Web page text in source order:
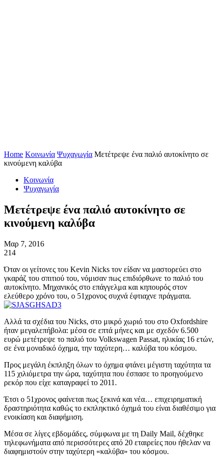
Home Κοινωνία Ψυχαγωγία Μετέτρεψε ένα παλιό αυτοκίνητο σε
κινούμενη καλύβα
Κοινωνία
Ψυχαγωγία
Μετέτρεψε ένα παλιό αυτοκίνητο σε
κινούμενη καλύβα
Μαρ 7, 2016
214
Όταν οι γείτονες του Kevin Nicks τον είδαν να μαστορεύει στο
γκαράζ του σπιτιού του, νόμισαν πως επιδιόρθωνε το παλιό του
αυτοκίνητο. Μηχανικός στο επάγγελμα και κηπουρός στον
ελεύθερο χρόνο του, ο 51χρονος συχνά έφτιαχνε πράγματα.
Αλλά τα σχέδια του Nicks, στο μικρό χωριό του στο Oxfordshire
ήταν μεγαλεπήβολα: μέσα σε επτά μήνες και με σχεδόν 6.500
ευρώ μετέτρεψε το παλιό του Volkswagen Passat, ηλικίας 16 ετών,
σε ένα μοναδικό όχημα, την ταχύτερη… καλύβα του κόσμου.
Προς μεγάλη έκπληξη όλων το όχημα φτάνει μέγιστη ταχύτητα τα
115 χιλιόμετρα την ώρα, ταχύτητα που έσπασε το προηγούμενο
ρεκόρ που είχε καταγραφεί το 2011.
Έτσι ο 51χρονος φαίνεται πως ξεκινά και νέα… επιχειρηματική
δραστηριότητα καθώς το εκπληκτικό όχημά του είναι διαθέσιμο για
ενοικίαση και διαφήμιση.
Μέσα σε λίγες εβδομάδες, σύμφωνα με τη Daily Mail, δέχθηκε
τηλεφωνήματα από περισσότερες από 20 εταιρείες που ήθελαν να
διαφημιστούν στην ταχύτερη «καλύβα» του κόσμου.